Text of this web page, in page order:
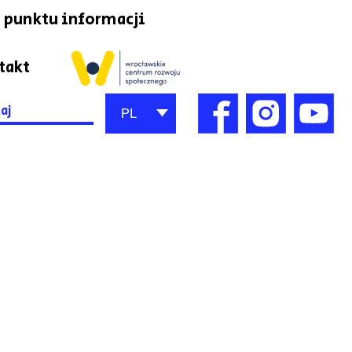
punktu informacji
PL